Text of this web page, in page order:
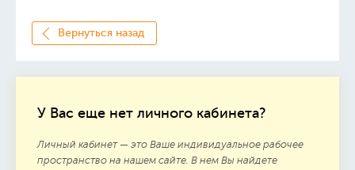
У Вас еще нет личного кабинета?
Личный кабинет — это Ваше индивидуальное рабочее
пространство на нашем сайте. В нем Вы найдете
Вернуться назад